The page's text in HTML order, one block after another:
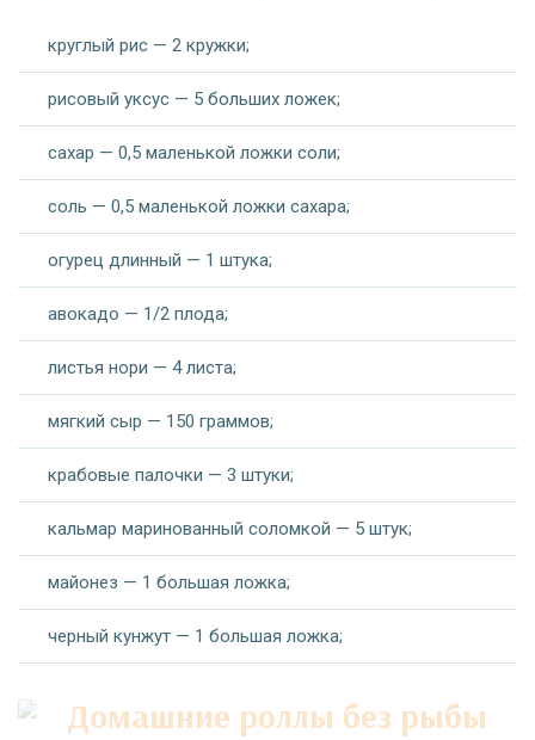
круглый рис — 2 кружки;
рисовый уксус — 5 больших ложек;
сахар — 0,5 маленькой ложки соли;
соль — 0,5 маленькой ложки сахара;
огурец длинный — 1 штука;
авокадо — 1/2 плода;
листья нори — 4 листа;
мягкий сыр — 150 граммов;
крабовые палочки — 3 штуки;
кальмар маринованный соломкой — 5 штук;
майонез — 1 большая ложка;
черный кунжут — 1 большая ложка;